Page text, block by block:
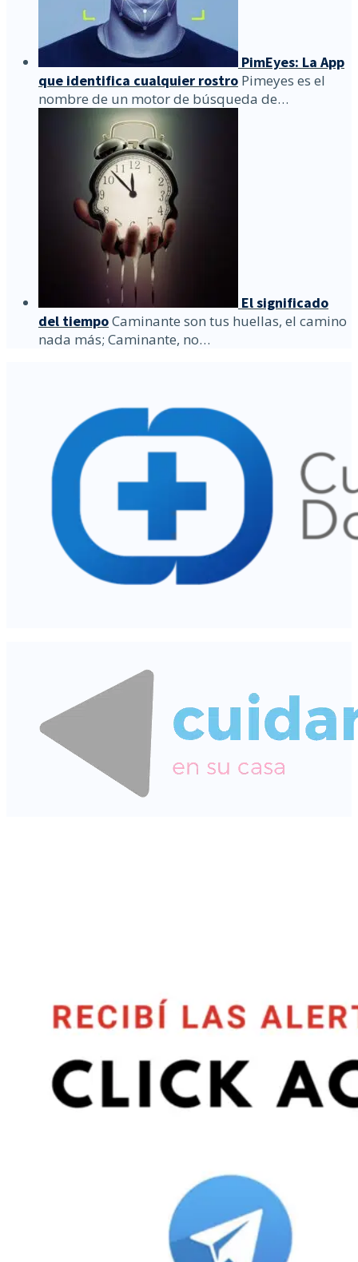
PimEyes: La App
que identifica cualquier rostro Pimeyes es el
nombre de un motor de búsqueda de…
El significado
del tiempoCaminante son tus huellas, el camino
nada más; Caminante, no…